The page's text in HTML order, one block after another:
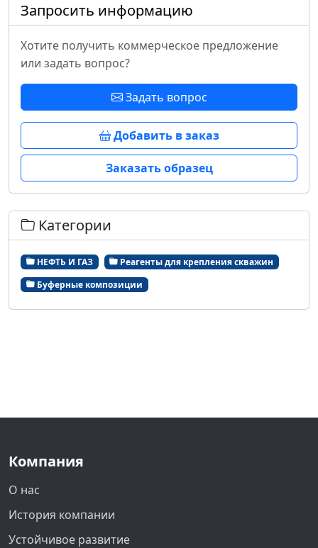
Запросить информацию
Хотите получить коммерческое предложение
или задать вопрос?
Задать вопрос
Добавить в заказ
Заказать образец
Категории
НЕФТЬ И ГАЗ
Реагенты для крепления скважин
Буферные композиции
Компания
О нас
История компании
Устойчивое развитие